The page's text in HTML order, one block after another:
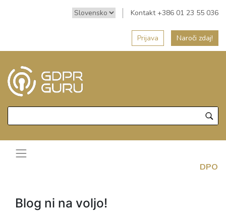
Kontakt +386 01 23 55 036
Prijava Naroči zdaj!
DPO
Blog ni na voljo!